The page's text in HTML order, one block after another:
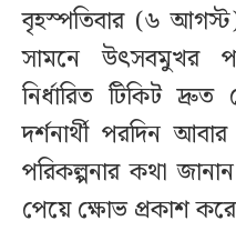
বৃহস্পতিবার (৬
সামনে উৎসবমুখর
নির্ধারিত টিকিট
দর্শনার্থী পরদিন
পরিকল্পনার কথা
পেয়ে ক্ষোভ প্রকাশ